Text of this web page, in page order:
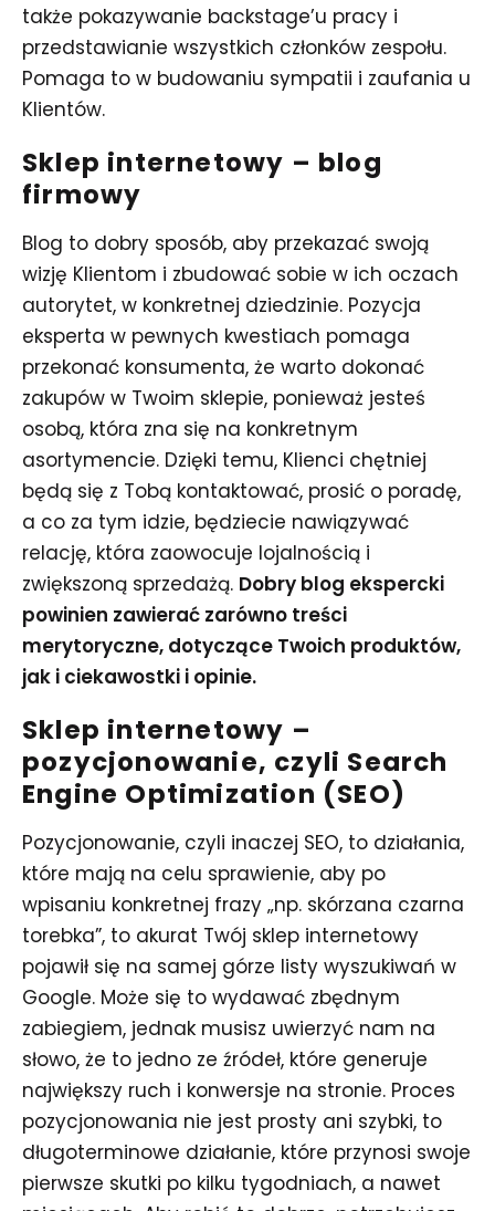
także pokazywanie backstage’u pracy i
przedstawianie wszystkich członków zespołu.
Pomaga to w budowaniu sympatii i zaufania u
Klientów.
Sklep internetowy – blog
firmowy
Blog to dobry sposób, aby przekazać swoją
wizję Klientom i zbudować sobie w ich oczach
autorytet, w konkretnej dziedzinie. Pozycja
eksperta w pewnych kwestiach pomaga
przekonać konsumenta, że warto dokonać
zakupów w Twoim sklepie, ponieważ jesteś
osobą, która zna się na konkretnym
asortymencie. Dzięki temu, Klienci chętniej
będą się z Tobą kontaktować, prosić o poradę,
a co za tym idzie, będziecie nawiązywać
relację, która zaowocuje lojalnością i
zwiększoną sprzedażą. Dobry blog ekspercki
powinien zawierać zarówno treści
merytoryczne, dotyczące Twoich produktów,
jak i ciekawostki i opinie.
Sklep internetowy –
pozycjonowanie, czyli Search
Engine Optimization (SEO)
Pozycjonowanie, czyli inaczej SEO, to działania,
które mają na celu sprawienie, aby po
wpisaniu konkretnej frazy „np. skórzana czarna
torebka”, to akurat Twój sklep internetowy
pojawił się na samej górze listy wyszukiwań w
Google. Może się to wydawać zbędnym
zabiegiem, jednak musisz uwierzyć nam na
słowo, że to jedno ze źródeł, które generuje
największy ruch i konwersje na stronie. Proces
pozycjonowania nie jest prosty ani szybki, to
długoterminowe działanie, które przynosi swoje
pierwsze skutki po kilku tygodniach, a nawet